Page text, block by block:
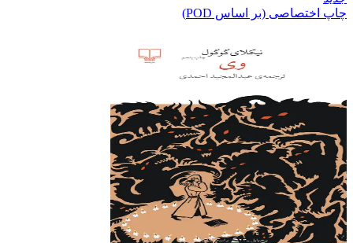
چاپ اختصاصی (بر اساس POD)